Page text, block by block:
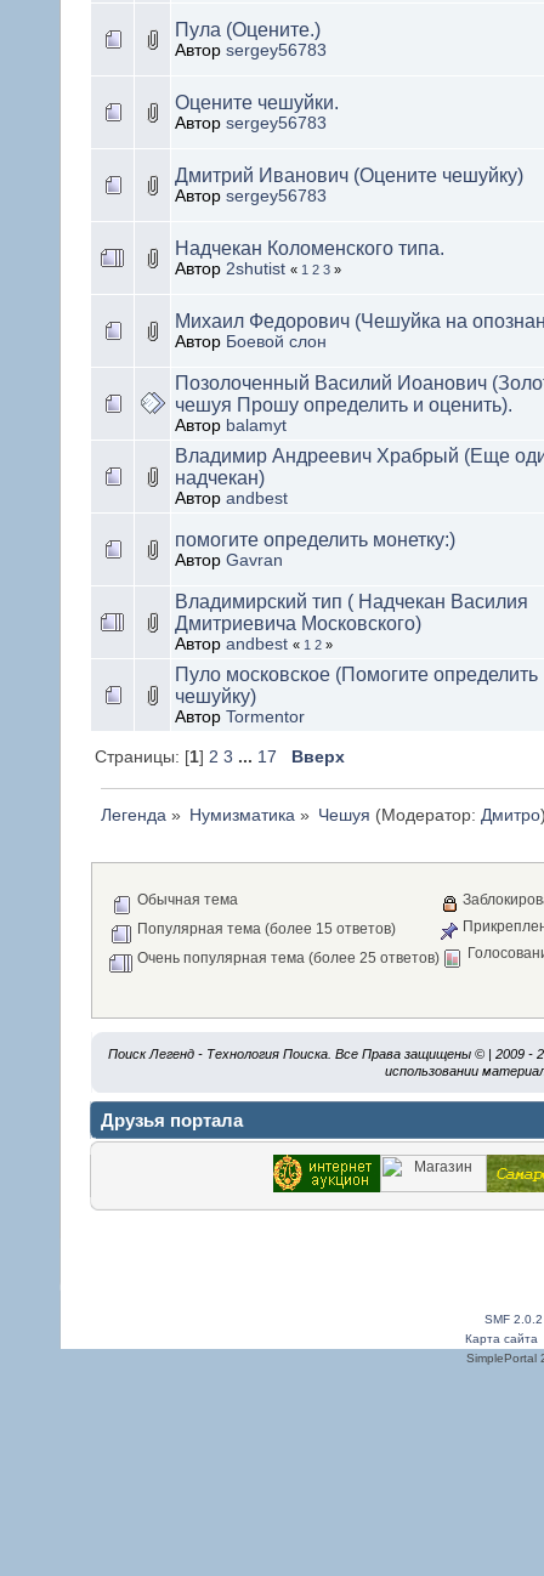
Пула (Оцените.)
Автор sergey56783
Оцените чешуйки.
Автор sergey56783
Дмитрий Иванович (Оцените чешуйку)
Автор sergey56783
Надчекан Коломенского типа.
Автор 2shutist « 1 2 3 »
Михаил Федорович (Чешуйка на
Автор Боевой слон
Позолоченный Василий Иоанович
чешуя Прошу определить и оценить).
Автор balamyt
Владимир Андреевич Храбрый (Еще
надчекан)
Автор andbest
помогите определить монетку:)
Автор Gavran
Владимирский тип ( Надчекан Василия
Дмитриевича Московского)
Автор andbest « 1 2 »
Пуло московское (Помогите
чешуйку)
Автор Tormentor
Страницы: [1] 2 3 ... 17 Вверх
Легенда » Нумизматика » Чешуя (Модератор: Дмитро
Обычная тема
Популярная тема (более 15 ответов)
Очень популярная тема (более 25 ответов)
Поиск Легенд - Технология Поиска. Все Права защищены © | 2009 -
использовании
Друзья портала
SMF
Карта сайта
SimplePortal